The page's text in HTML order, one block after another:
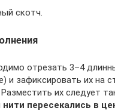
скотч.
отрезать 3–4
и зафиксировать их на
их следует
пересекались в